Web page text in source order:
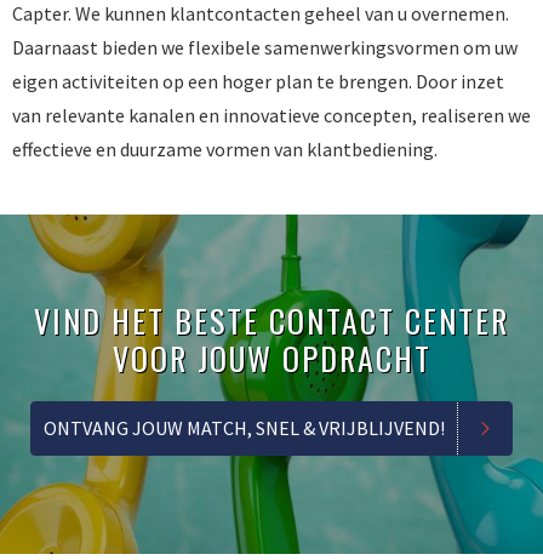
Capter. We kunnen klantcontacten geheel van u overnemen.
Daarnaast bieden we flexibele samenwerkingsvormen om uw
eigen activiteiten op een hoger plan te brengen. Door inzet
van relevante kanalen en innovatieve concepten, realiseren we
effectieve en duurzame vormen van klantbediening.
VIND HET BESTE CONTACT CENTER
VOOR JOUW OPDRACHT
ONTVANG JOUW MATCH, SNEL & VRIJBLIJVEND!